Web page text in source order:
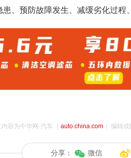
、预防故障发生、减缓劣化过程
容为中华网·汽车（ auto.china.com）编辑或
分享： 微信